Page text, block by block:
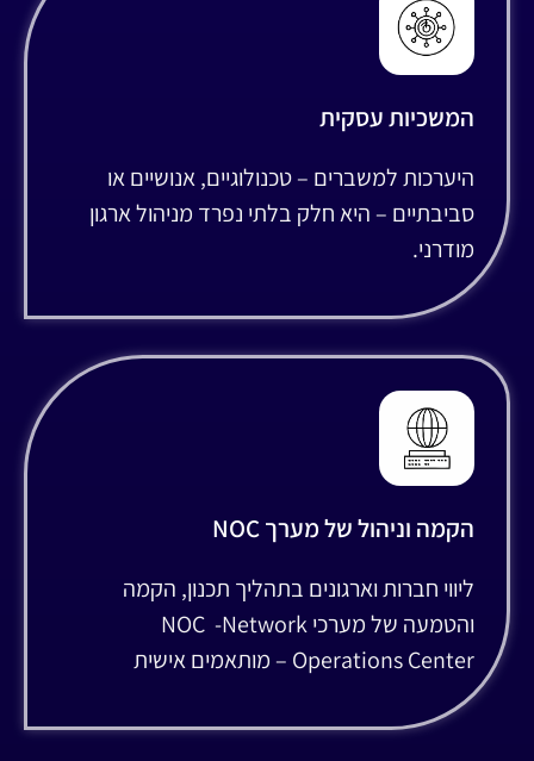
המשכיות עסקית
היערכות למשברים – טכנולוגיים, אנושיים או
סביבתיים – היא חלק בלתי נפרד מניהול ארגון
מודרני.
הקמה וניהול של מערך NOC
ליווי חברות וארגונים בתהליך תכנון, הקמה
והטמעה של מערכי NOC -Network
Operations Center – מותאמים אישית